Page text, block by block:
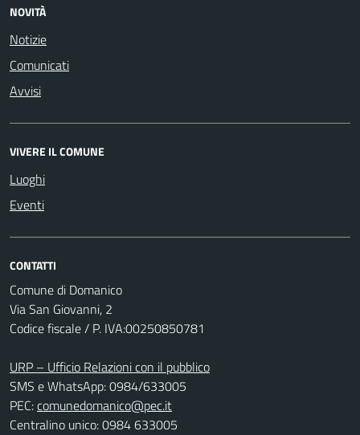
NOVITÀ
Notizie
Comunicati
Avvisi
VIVERE IL COMUNE
Luoghi
Eventi
CONTATTI
Comune di Domanico
Via San Giovanni, 2
Codice fiscale / P. IVA:00250850781
URP – Ufficio Relazioni con il pubblico
SMS e WhatsApp: 0984/633005
PEC:comunedomanico@pec.it
Centralino unico: 0984 633005